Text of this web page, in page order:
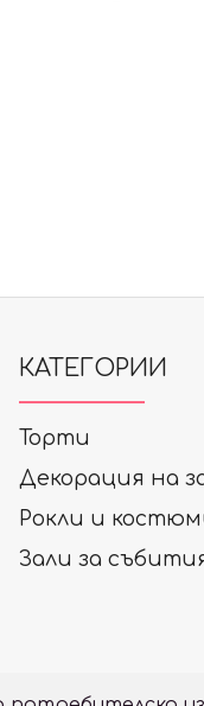
КАТЕГОРИИ
Торти
Декорация на
Рокли и
Зали за